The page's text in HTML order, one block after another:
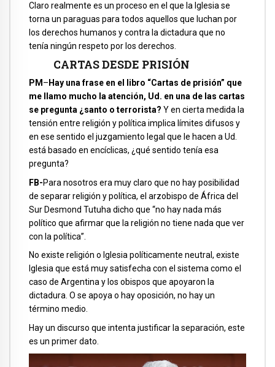
Claro realmente es un proceso en el que la Iglesia se
torna un paraguas para todos aquellos que luchan por
los derechos humanos y contra la dictadura que no
tenía ningún respeto por los derechos.
CARTAS DESDE PRISIÓN
PM – Hay una frase en el libro “Cartas de prisión” que
me llamo mucho la atención, Ud. en una de las cartas
se pregunta ¿santo o terrorista? Y en cierta medida la
tensión entre religión y política implica límites difusos y
en ese sentido el juzgamiento legal que le hacen a Ud.
está basado en encíclicas, ¿qué sentido tenía esa
pregunta?
FB-Para nosotros era muy claro que no hay posibilidad
de separar religión y política, el arzobispo de África del
Sur Desmond Tutuha dicho que “no hay nada más
político que afirmar que la religión no tiene nada que ver
con la política”.
No existe religión o Iglesia políticamente neutral, existe
Iglesia que está muy satisfecha con el sistema como el
caso de Argentina y los obispos que apoyaron la
dictadura. O se apoya o hay oposición, no hay un
término medio.
Hay un discurso que intenta justificar la separación, este
es un primer dato.